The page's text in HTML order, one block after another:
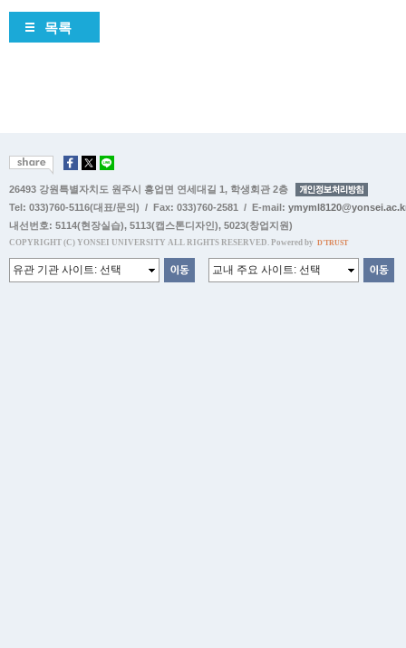
목록
26493 강원특별자치도 원주시 흥업면 연세대길 1, 학생회관 2층
Tel: 033)760-5116(대표/문의) / Fax: 033)760-2581 / E-mail:
내선번호: 5114(현장실습), 5113(캡스톤디자인), 5023(창업지원)
COPYRIGHT (C) YONSEI UNIVERSITY ALL RIGHTS RESERVED. Powered by D'TRUST